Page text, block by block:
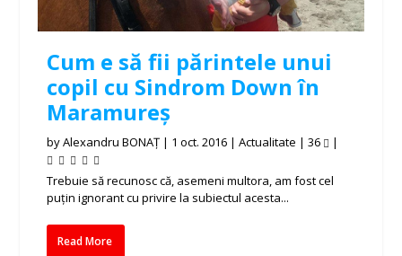
Cum e să fii părintele unui
copil cu Sindrom Down în
Maramureș
byAlexandru BONAȚ | 1 oct. 2016 |Actualitate |36 |
Trebuie să recunosc că, asemeni multora, am fost cel
puțin ignorant cu privire la subiectul acesta...
Read More